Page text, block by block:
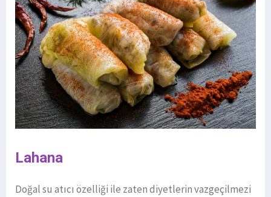
Lahana
Doğal su atıcı özelliği ile zaten diyetlerin vazgeçilmezi